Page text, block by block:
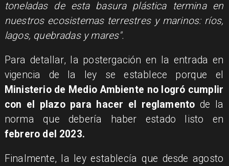
toneladas de esta basura plástica termina en
nuestros ecosistemas terrestres y marinos: ríos,
lagos, quebradas y mares".
Para detallar, la postergación en la entrada en
vigencia de la ley se establece porque el
Ministerio de Medio Ambiente no logró cumplir
con el plazo para hacer el reglamento de la
norma que debería haber estado listo en
febrero del 2023.
Finalmente, la ley establecía que desde agosto